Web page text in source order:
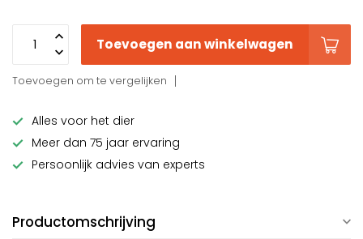
Toevoegen aan winkelwagen
Toevoegen om te vergelijken
Alles voor het dier
Meer dan 75 jaar ervaring
Persoonlijk advies van experts
Productomschrijving